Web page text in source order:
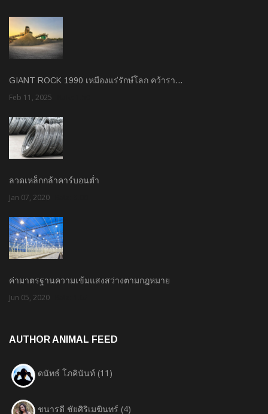
GIANT ROCK 1990 เหมืองแร่รักษ์โลก คว้ารา…
Feb 11, 2025
ลวดเหล็กกล้าคาร์บอนต่ำ
Jan 07, 2020
ค่ามาตรฐานความเข้มแสงสว่างตามกฎหมาย
Jun 05, 2020
AUTHOR ANIMAL FEED
ดนัทธ์ โภคินันท์ (11)
ชนารดี ชัยศิริเมฆินทร์ (4)